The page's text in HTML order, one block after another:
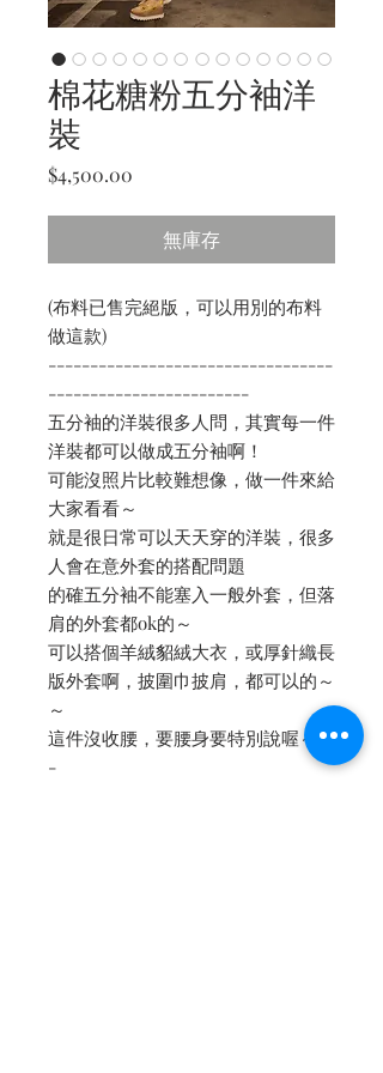
棉花糖粉五分袖洋
裝
$4,500.00
無庫存
(布料已售完絕版，可以用別的布料
做這款)
----------------------------------
------------------------
五分袖的洋裝很多人問，其實每一件
洋裝都可以做成五分袖啊！
可能沒照片比較難想像，做一件來給
大家看看～
就是很日常可以天天穿的洋裝，很多
人會在意外套的搭配問題
的確五分袖不能塞入一般外套，但落
肩的外套都ok的～
可以搭個羊絨貂絨大衣，或厚針織長
版外套啊，披圍巾披肩，都可以的～
～
這件沒收腰，要腰身要特別說喔～
-